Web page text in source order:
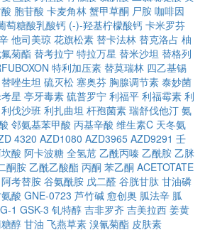
胞苷酸 卡麦角林 蟹甲草酮 尸胺 咖啡因
萄糖酸乳酸钙 (-)-羟基柠檬酸钙 卡米罗芬
他司美琼 花旗松素 替卡法林 替克洛占 柚
菊酯 替考拉宁 特拉万星 替米沙坦 替格列
特利加压素 替莫瑞林 四乙基锡
替唑生坦 硫灭松 塞奥芬 胸腺调节素 泰妙菌
星 亭牙毒素 硫普罗宁 利福平 利福霉素 利
利伐沙班 利扎曲坦 杆孢菌素 瑞舒伐他汀 氨
邻氨基苯甲酸 丙基辛酸 维生素C 天冬氨
4320 AZD1080 AZD3965 AZD9291 壬
酸 阿卡波糖 全氢苊 乙酰丙嗪 乙酰胺 乙脒
酮胺 乙酰乙酸酯 丙酮 苯乙酮 ACETOTATE
阿考替胺 谷氨酰胺 戊二醛 谷胱甘肽 甘油磷
酸 GNE-0723 芦竹碱 愈创奥 胍法辛 胍
G-1 GSK-3 钆特醇 吉非罗齐 吉美拉西 姜黄
醇 甘油 飞燕草素 溴氰菊酯 皮肤素